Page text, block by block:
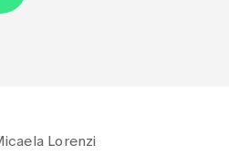
Lorenzi